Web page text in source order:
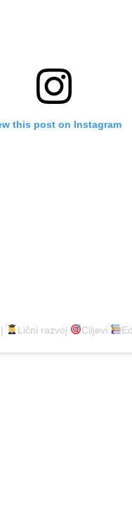
this post on Instagram
Lični razvoj Ciljevi